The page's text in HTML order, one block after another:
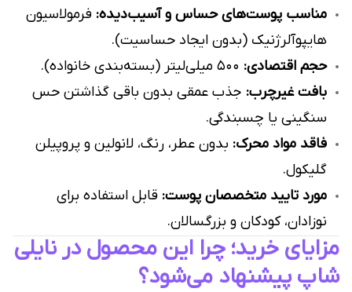
مناسب پوست‌های حساس و آسیب‌دیده: فرمولاسیون
هایپوآلرژنیک (بدون ایجاد حساسیت).
حجم اقتصادی:
بافت غیرچرب: جذب عمقی بدون باقی گذاشتن حس
سنگینی یا چسبندگی.
فاقد مواد محرک: بدون عطر، رنگ، لانولین و پروپیلن
گلیکول.
مورد تایید متخصصان پوست: قابل استفاده برای
نوزادان، کودکان و بزرگسالان.
مزایای خرید؛ چرا این محصول در نایلی
شاپ پیشنهاد می‌شود؟